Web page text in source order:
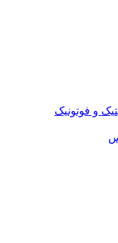
و فوتونیک